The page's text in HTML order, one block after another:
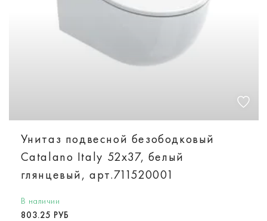
Унитаз подвесной безободковый
Catalano Italy 52х37, белый
глянцевый, арт.711520001
В наличии
803.25 РУБ